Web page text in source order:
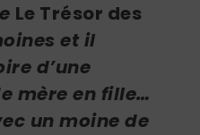
Le Trésor des
et il
d’une
mère en fille…
un moine de